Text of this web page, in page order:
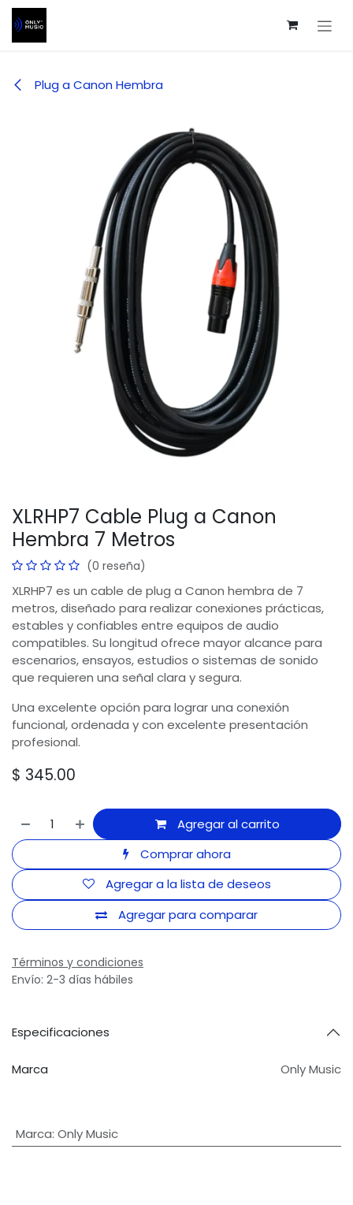
Ir al contenido
Plug a Canon Hembra
XLRHP7 Cable Plug a Canon
Hembra 7 Metros
(0 reseña)
XLRHP7 es un cable de plug a Canon hembra de 7
metros, diseñado para realizar conexiones prácticas,
estables y confiables entre equipos de audio
compatibles. Su longitud ofrece mayor alcance para
escenarios, ensayos, estudios o sistemas de sonido
que requieren una señal clara y segura.
Una excelente opción para lograr una conexión
funcional, ordenada y con excelente presentación
profesional.
$ 345.00
Agregar al carrito
Comprar ahora
Agregar para comparar
Agregar a la lista de deseos
Términos y condiciones
Envío: 2-3 días hábiles
Especificaciones
Marca Only Music
Marca: Only Music